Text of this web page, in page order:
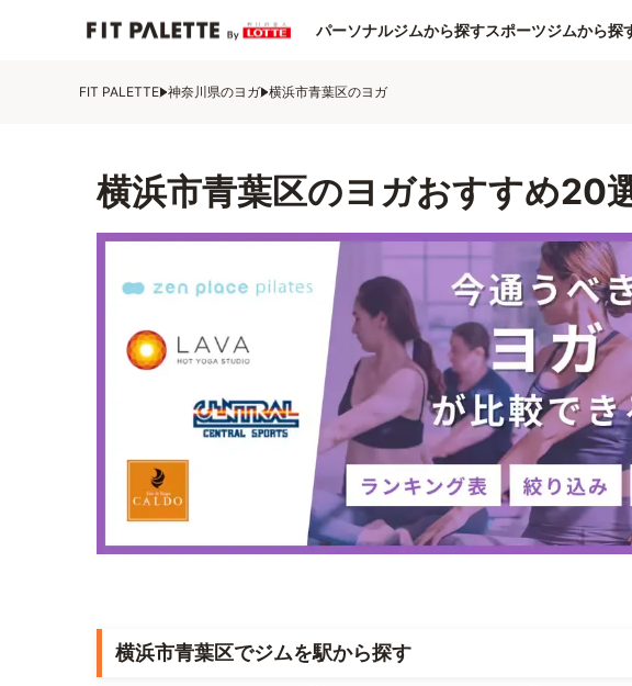
パーソナルジムから探すスポーツジムから探
FIT PALETTE 神奈川県のヨガ 横浜市青葉区のヨガ
横浜市青葉区のヨガおすすめ20
横浜市青葉区でジムを駅から探す